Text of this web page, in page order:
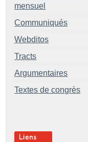
mensuel
Communiqués
Webditos
Tracts
Argumentaires
Textes de congrès